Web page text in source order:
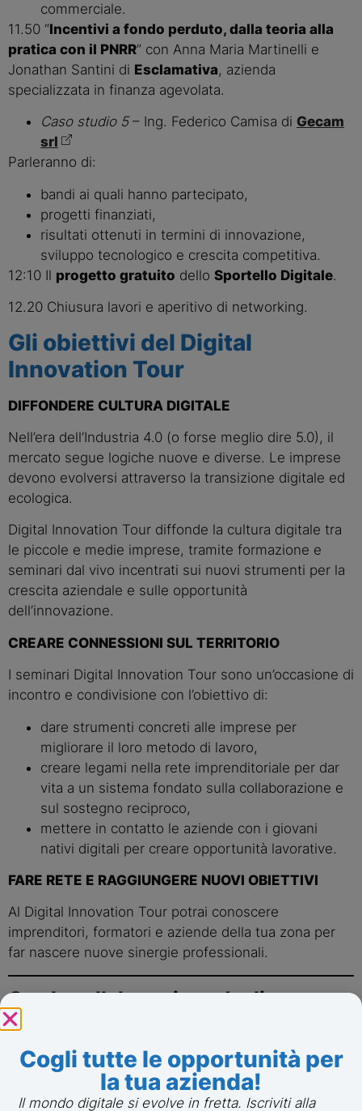
commerciale.
11.50 “Incentivi a fondo perduto, dalla teoria alla
pratica con il PNRR” con Anna Maria Martinelli e
Jonathan Santini di Esclamativa, azienda
specializzata in finanza agevolata.
Caso studio 5– Ing. Federico Camisa di Gecam
srl
Parleranno di:
bandi ai quali hanno partecipato,
progetti finanziati,
risultati ottenuti in termini di innovazione,
sviluppo tecnologico e crescita competitiva.
12:10 Il progetto gratuito dello Sportello Digitale.
12.20 Chiusura lavori e aperitivo di networking.
Gli obiettivi del Digital
Innovation Tour
DIFFONDERE CULTURA DIGITALE
Nell’era dell’Industria 4.0 (o forse meglio dire 5.0), il
mercato segue logiche nuove e diverse. Le imprese
devono evolversi attraverso la transizione digitale ed
ecologica.
Digital Innovation Tour diffonde la cultura digitale tra
le piccole e medie imprese, tramite formazione e
seminari dal vivo incentrati sui nuovi strumenti per la
crescita aziendale e sulle opportunità
dell’innovazione.
CREARE CONNESSIONI SUL TERRITORIO
I seminari Digital Innovation Tour sono un’occasione di
incontro e condivisione con l’obiettivo di:
dare strumenti concreti alle imprese per
migliorare il loro metodo di lavoro,
creare legami nella rete imprenditoriale per dar
vita a un sistema fondato sulla collaborazione e
sul sostegno reciproco,
mettere in contatto le aziende con i giovani
nativi digitali per creare opportunità lavorative.
FARE RETE E RAGGIUNGERE NUOVI OBIETTIVI
Al Digital Innovation Tour potrai conoscere
imprenditori, formatori e aziende della tua zona per
far nascere nuove sinergie professionali.
Con la collaborazione degli
Associati:
Cogli tutte le opportunità per
la tua azienda!
Il mondo digitale si evolve in fretta. Iscriviti alla